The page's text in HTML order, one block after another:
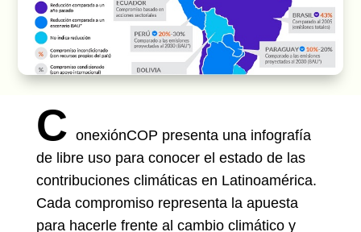
C onexiónCOP presenta una infografía
de libre uso para conocer el estado de las
contribuciones climáticas en Latinoamérica.
Cada compromiso representa la apuesta
para hacerle frente al cambio climático y